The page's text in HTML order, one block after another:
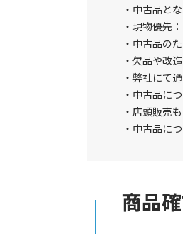
中古品と
現物優先
中古品の
欠品や改
弊社にて
中古品に
店頭販売
中古品に
商品